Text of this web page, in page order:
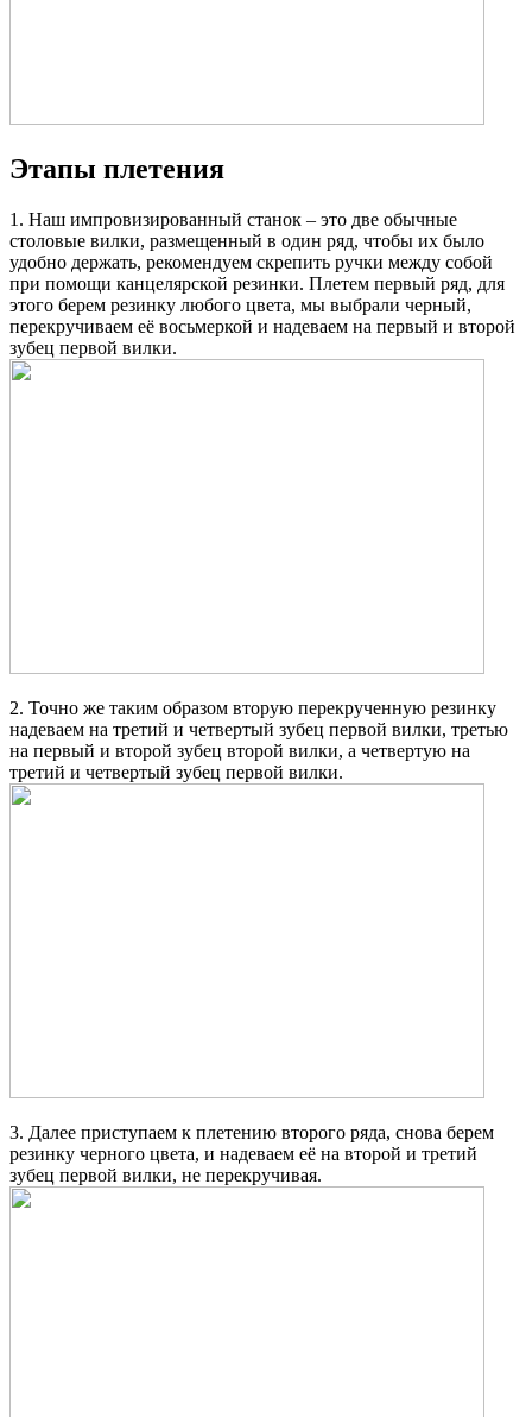
Этапы плетения
1. Наш импровизированный станок – это две обычные
столовые вилки, размещенный в один ряд, чтобы их было
удобно держать, рекомендуем скрепить ручки между собой
при помощи канцелярской резинки. Плетем первый ряд, для
этого берем резинку любого цвета, мы выбрали черный,
перекручиваем её восьмеркой и надеваем на первый и второй
зубец первой вилки.
2. Точно же таким образом вторую перекрученную резинку
надеваем на третий и четвертый зубец первой вилки, третью
на первый и второй зубец второй вилки, а четвертую на
третий и четвертый зубец первой вилки.
3. Далее приступаем к плетению второго ряда, снова берем
резинку черного цвета, и надеваем её на второй и третий
зубец первой вилки, не перекручивая.